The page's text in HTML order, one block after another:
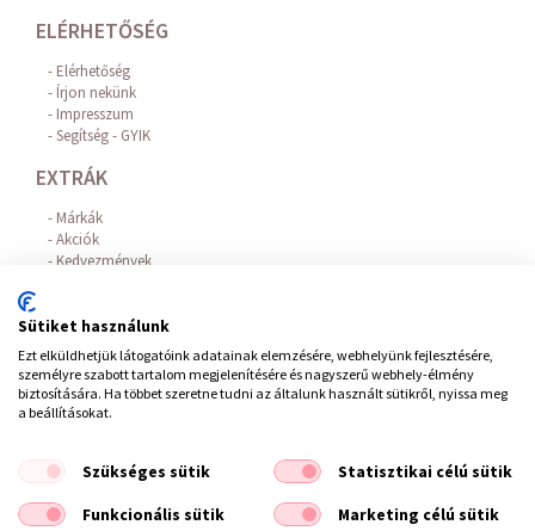
ELÉRHETŐSÉG
Elérhetőség
Írjon nekünk
Impresszum
Segítség - GYIK
EXTRÁK
Márkák
Akciók
Kedvezmények
FIÓKOM
Belépés / Regisztráció
Hírlevél feliratkozás
ÁSZF Adatvédelem/Elállás a szerződéstől
Sütiket használunk
Ezt elküldhetjük látogatóink adatainak elemzésére, webhelyünk fejlesztésére,
személyre szabott tartalom megjelenítésére és nagyszerű webhely-élmény
biztosítására. Ha többet szeretne tudni az általunk használt sütikről, nyissa meg
a beállításokat.
Szükséges sütik
Statisztikai célú sütik
Funkcionális sütik
Marketing célú sütik